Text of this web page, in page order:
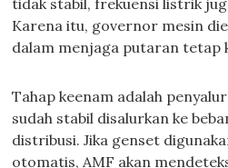
tidak stabil, frekuensi listrik
Karena itu, governor mesin
dalam menjaga putaran tetap
Tahap keenam adalah
sudah stabil disalurkan ke
distribusi. Jika genset
otomatis, AMF akan